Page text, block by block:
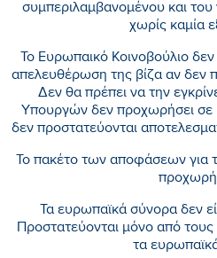
συμπεριλαμβανομένου και
χωρίς καμία
Το Ευρωπαικό Κοινοβούλιο
απελευθέρωση της βίζα αν δεν
Δεν θα πρέπει να την
Υπουργών δεν προχωρήσει σε
δεν προστατεύονται
Το πακέτο των αποφάσεων για
Τα ευρωπαϊκά σύνορα δεν
Προστατεύονται μόνο από
τα